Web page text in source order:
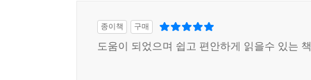
종이책 구매
도움이 되었으며 쉽고 편안하게 읽을수 있는